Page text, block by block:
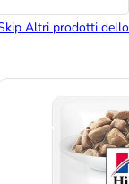
Altri prodotti dello